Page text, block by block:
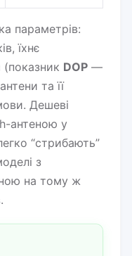
параметрів:
їхнє
DOP—
та її
Дешеві
антеною у
“стрибають”
з
на тому ж